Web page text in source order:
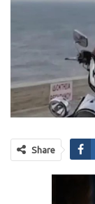
Share